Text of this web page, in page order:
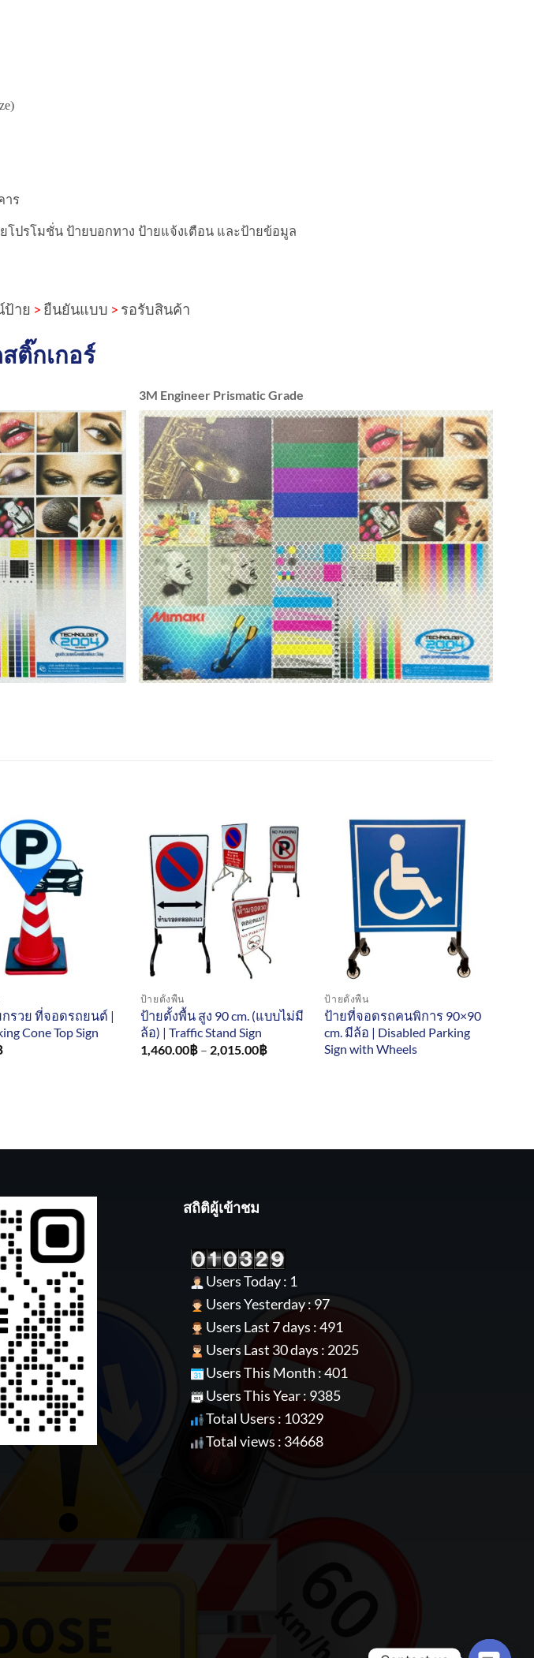
าร
โปรโมชั่น ป้ายบอกทาง ป้ายแจ้งเตือน และป้ายข้อมูล
ป้าย > ยืนยันแบบ > รอรับสินค้า
ติ๊กเกอร์
3M Engineer Prismatic Grade
รวย ที่จอดรถยนต์ |
Cone Top Sign
ป้ายตั้งพื้น
ป้ายตั้งพื้น สูง 90 cm. (แบบไม่มี
ล้อ) | Traffic Stand Sign
1,460.00฿ – 2,015.00฿Price
ป้ายตั้งพื้น
ป้ายที่จอดรถคนพิการ 90×90
cm. มีล้อ | Disabled Parking
Sign with Wheels
สถิติผู้เข้าชม
Users Today : 1
Users Yesterday : 97
Users Last 7 days : 491
Users Last 30 days : 2025
Users This Month : 401
Users This Year : 9385
Total Users : 10329
Total views : 34668